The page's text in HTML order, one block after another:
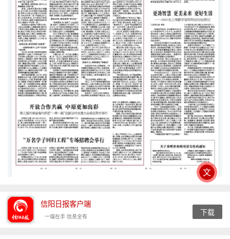
信阳日报客户端
一端在手 信息全有 下载
文